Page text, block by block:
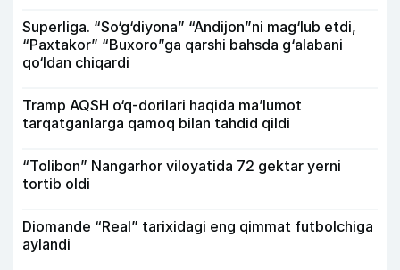
Superliga. “So‘g‘diyona” “Andijon”ni mag‘lub etdi,
“Paxtakor” “Buxoro”ga qarshi bahsda g‘alabani
qo‘ldan chiqardi
Tramp AQSH o‘q-dorilari haqida ma’lumot
tarqatganlarga qamoq bilan tahdid qildi
“Tolibon” Nangarhor viloyatida 72 gektar yerni
tortib oldi
Diomande “Real” tarixidagi eng qimmat futbolchiga
aylandi